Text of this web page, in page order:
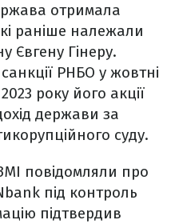
отримала
раніше належали
Євгену Гінеру.
РНБО у жовтні
року його акції
держави за
суду.
повідомляли про
під контроль
підтвердив